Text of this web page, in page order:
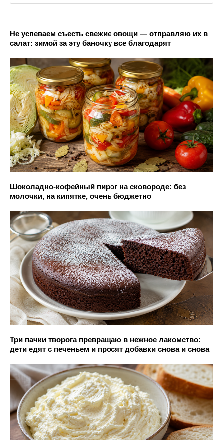
Не успеваем съесть свежие овощи — отправляю их в
салат: зимой за эту баночку все благодарят
Шоколадно-кофейный пирог на сковороде: без
молочки, на кипятке, очень бюджетно
Три пачки творога превращаю в нежное лакомство:
дети едят с печеньем и просят добавки снова и снова